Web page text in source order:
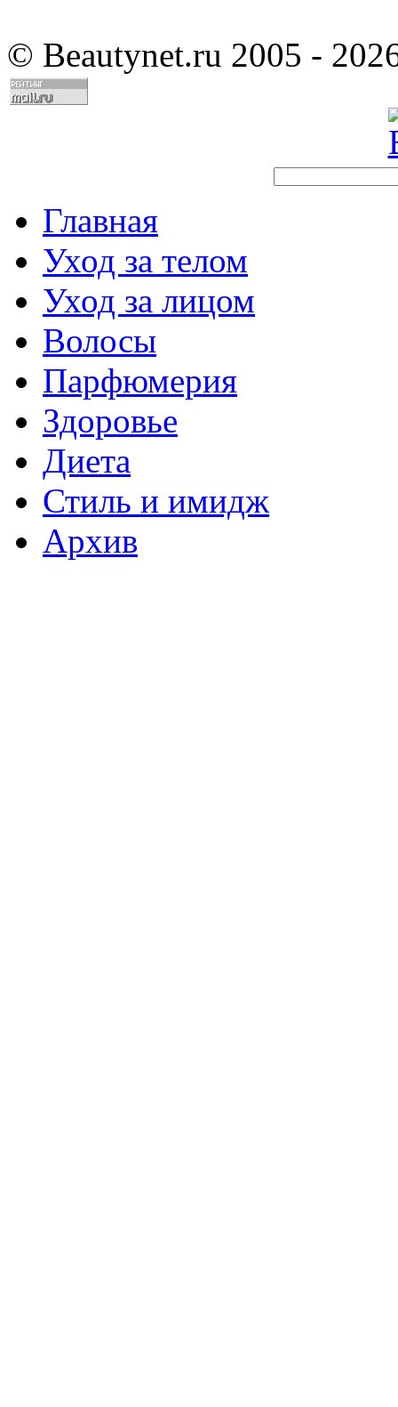
© Beautynet.ru 2005 -
Главная
Уход за телом
Уход за лицом
Волосы
Парфюмерия
Здоровье
Диета
Стиль и имидж
Архив